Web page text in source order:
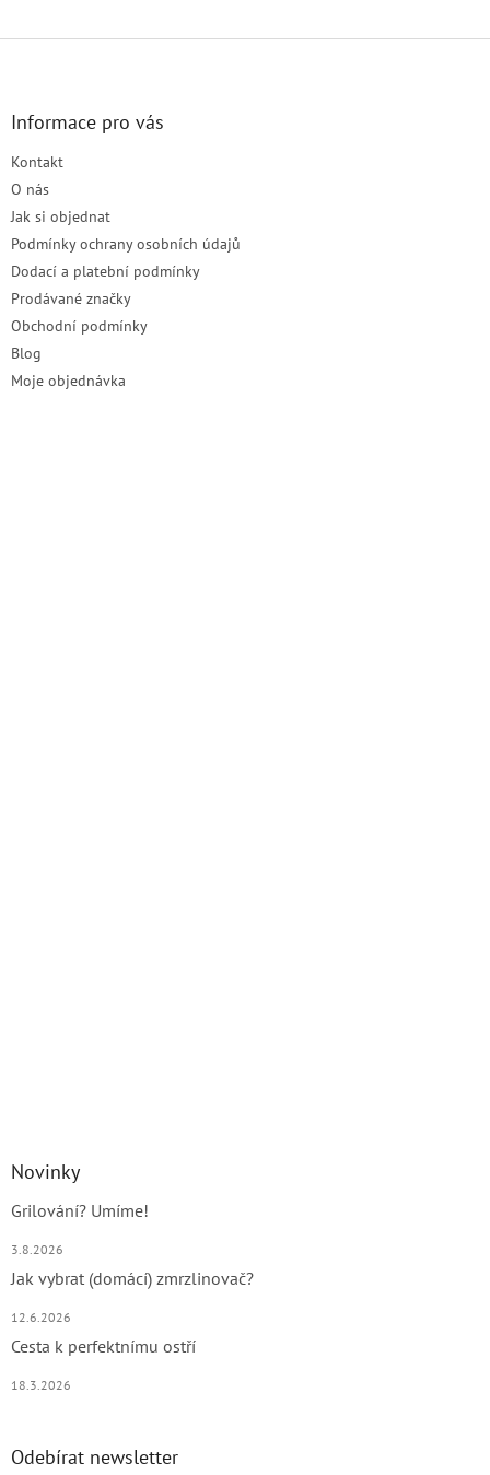
Informace pro vás
Kontakt
O nás
Jak si objednat
Podmínky ochrany osobních údajů
Dodací a platební podmínky
Prodávané značky
Obchodní podmínky
Blog
Moje objednávka
Novinky
Grilování? Umíme!
3.8.2026
Jak vybrat (domácí) zmrzlinovač?
12.6.2026
Cesta k perfektnímu ostří
18.3.2026
Odebírat newsletter